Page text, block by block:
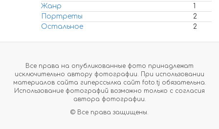
Жанр
1
Портреты
2
Остальное
2
Все права на опубликованные фото принадлежат
исключительно автору фотографии. При использовании
материалов сайта гиперссылка сайт foto.tj обязательна.
Использование фотографий возможно только с согласия
автора фотографии.
© Все права защищены.